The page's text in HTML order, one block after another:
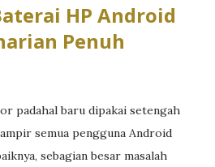
HP Android
Penuh
padahal baru dipakai setengah
semua pengguna Android
sebagian besar masalah